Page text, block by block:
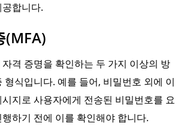
합니다.
(MFA)
격 증명을 확인하는 두 가지 이상의 방
형식입니다. 예를 들어, 비밀번호 외에 이
지로 사용자에게 전송된 비밀번호를 요
하기 전에 이를 확인해야 합니다.